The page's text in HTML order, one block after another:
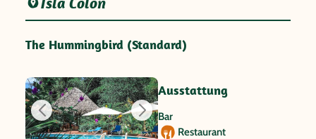
The Hummingbird (Standard)
Ausstattung
Bar
Restaurant